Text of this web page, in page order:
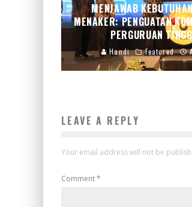
MENJAWAB
MENAKER: PENGUATAN
PERGURUAN
Handi Featured
LEAVE A REPLY
Your email address will not be
Comment*